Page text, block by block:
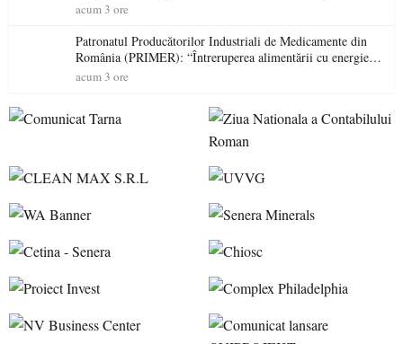
acum 3 ore
Patronatul Producătorilor Industriali de Medicamente din
România (PRIMER): “Întreruperea alimentării cu energie
electrică a fabricilor de medicamente va pune în pericol
acum 3 ore